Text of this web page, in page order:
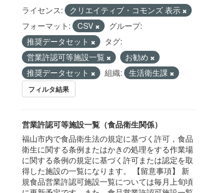
ライセンス:
クリエイティブ・コモンズ 表示
フォーマット:
CSV
グループ:
推奨データセット
タグ:
営業許認可等施設一覧
お勧め
推奨データセット
組織: 生活衛生課
フィルタ結果
営業許認可等施設一覧（食品衛生関係）
福山市内で食品衛生法の規定に基づく許可，食品
衛生に関する条例またはかきの処理をする作業場
に関する条例の規定に基づく許可または認定を取
得した施設の一覧になります。 【留意事項】 新
規食品営業許認可施設一覧については毎月上旬頃